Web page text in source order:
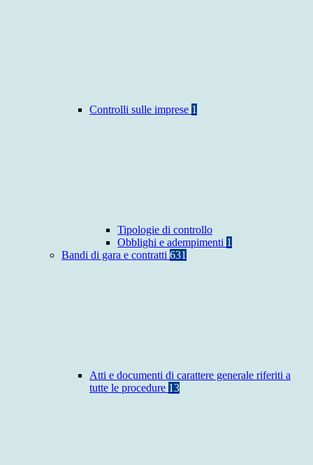
Controlli sulle imprese 1
Tipologie di controllo
Obblighi e adempimenti 1
Bandi di gara e contratti 631
Atti e documenti di carattere generale riferiti a
tutte le procedure 13